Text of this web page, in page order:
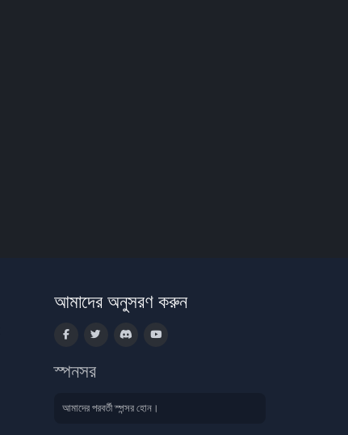
আমাদের অনুসরণ করুন
স্পনসর
আমাদের পরবর্তী স্পন্সর হোন।